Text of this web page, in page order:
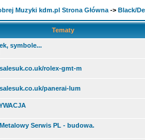
Muzyki kdm.pl Strona Główna -> Black/
Tematy
symbole...
rolex-gmt-m
panerai-lum
Serwis PL - budowa.